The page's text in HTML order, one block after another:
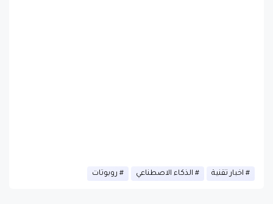
اخبار تقنية الذكاء الاصطناعي روبوتات